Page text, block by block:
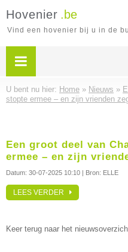
Hovenier .be
Vind een hovenier bij u in de
U bent nu hier: Home » Nieuws »
stopte ermee – en zijn vrienden
Een groot deel van
ermee – en zijn
Datum: 30-07-2025 10:10 | Bron: ELLE
LEES VERDER
Keer terug naar het